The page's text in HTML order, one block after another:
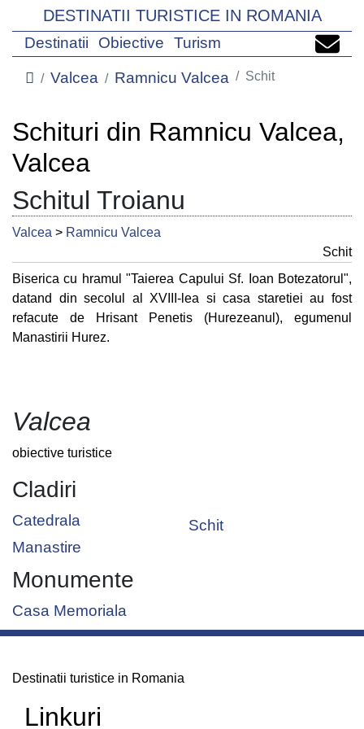
DESTINATII TURISTICE IN ROMANIA
Destinatii Obiective Turism
Valcea Ramnicu Valcea Schit
Schituri din Ramnicu Valcea,
Valcea
Schitul Troianu
Valcea > Ramnicu Valcea
Schit
Biserica cu hramul "Taierea Capului Sf. Ioan Botezatorul",
datand din secolul al XVIII-lea si casa staretiei au fost
refacute de Hrisant Penetis (Hurezeanul), egumenul
Manastirii Hurez.
Valcea
obiective turistice
Cladiri
Catedrala
Manastire
Schit
Monumente
Casa Memoriala
Destinatii turistice in Romania
Linkuri